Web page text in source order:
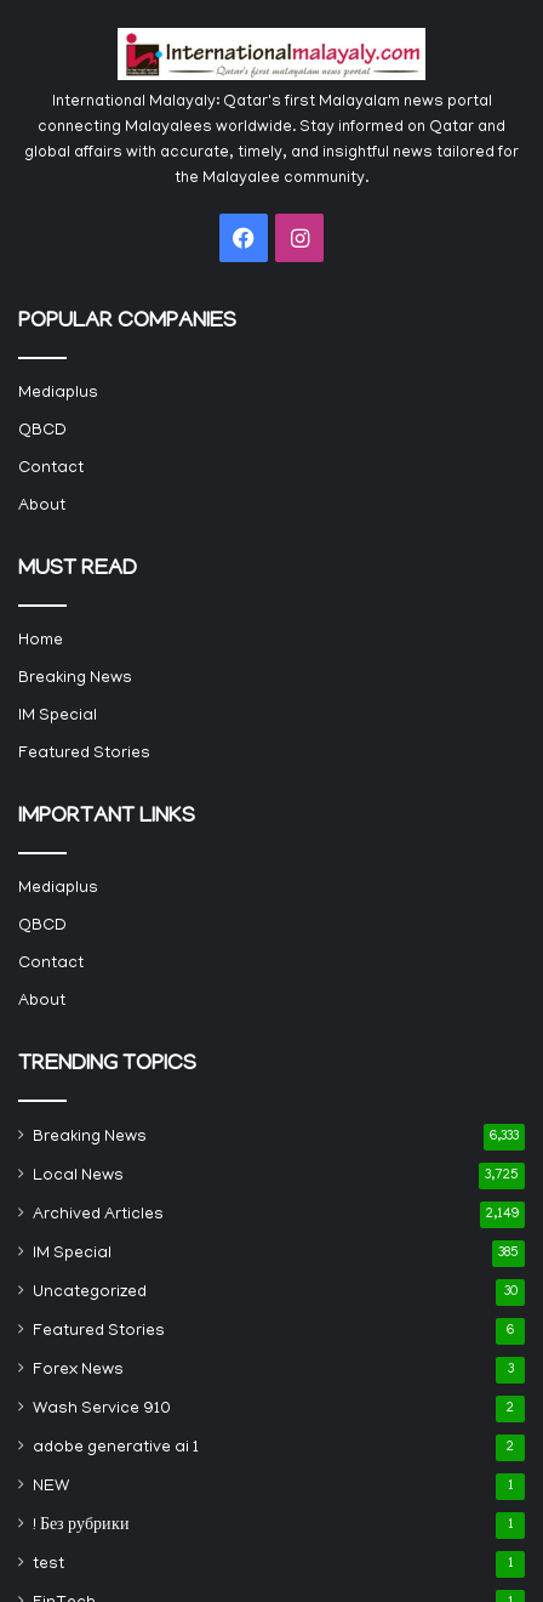
International Malayaly: Qatar's first Malayalam news portal
connecting Malayalees worldwide. Stay informed on Qatar and
global affairs with accurate, timely, and insightful news tailored for
the Malayalee community.
FacebookInstagram
POPULAR COMPANIES
Mediaplus
QBCD
Contact
About
MUST READ
Home
Breaking News
IM Special
Featured Stories
IMPORTANT LINKS
Mediaplus
QBCD
Contact
About
TRENDING TOPICS
Breaking News 6,333
Local News 3,725
Archived Articles 2,149
IM Special 385
Uncategorized 30
Featured Stories 6
Forex News 3
Wash Service 910 2
adobe generative ai 1 2
NEW 1
! Без рубрики 1
test 1